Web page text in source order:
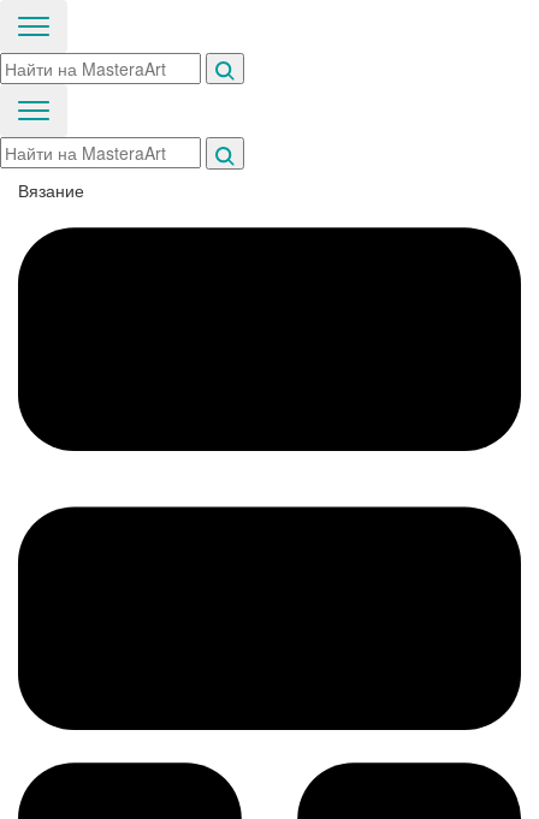
Вязание